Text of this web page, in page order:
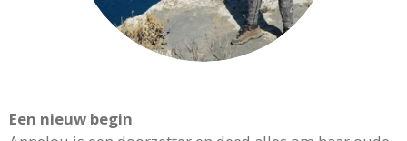
Een nieuw begin